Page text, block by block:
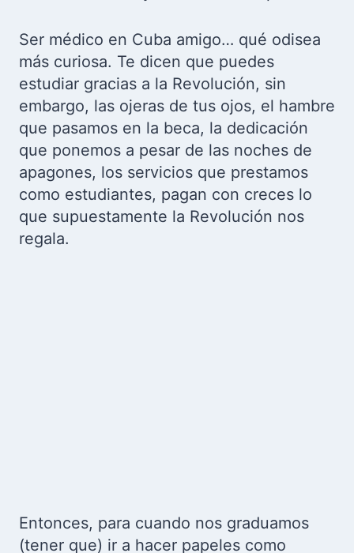
Ser médico en Cuba amigo… qué odisea
más curiosa. Te dicen que puedes
estudiar gracias a la Revolución, sin
embargo, las ojeras de tus ojos, el hambre
que pasamos en la beca, la dedicación
que ponemos a pesar de las noches de
apagones, los servicios que prestamos
como estudiantes, pagan con creces lo
que supuestamente la Revolución nos
regala.
Entonces, para cuando nos graduamos
(tener que) ir a hacer papeles como